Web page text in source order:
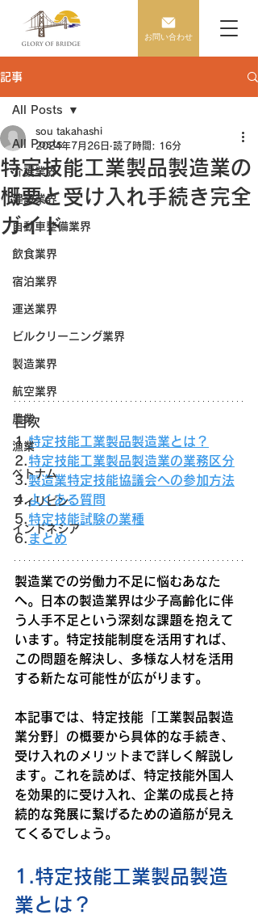
お問い合わせ
記事
All Posts
介護業界
建設業界
自動車整備業界
飲食業界
宿泊業界
運送業界
ビルクリーニング業界
製造業界
航空業界
農業
漁業
ベトナム
フィリピン
インドネシア
All Posts
特定技能工業製品製造業の
概要と受け入れ手続き完全
ガイド
sou takahashi
2024年7月26日 読了時間: 16分
目次
1.特定技能工業製品製造業とは？
2.特定技能工業製品製造業の業務区分
3.製造業特定技能協議会への参加方法
4.よくある質問
5.特定技能試験の業種
6. まとめ
製造業での労働力不足に悩むあなた
へ。日本の製造業界は少子高齢化に伴
う人手不足という深刻な課題を抱えて
います。特定技能制度を活用すれば、
この問題を解決し、多様な人材を活用
する新たな可能性が広がります。
本記事では、特定技能「工業製品製造
業分野」の概要から具体的な手続き、
受け入れのメリットまで詳しく解説し
ます。これを読めば、特定技能外国人
を効果的に受け入れ、企業の成長と持
続的な発展に繋げるための道筋が見え
てくるでしょう。
1.特定技能工業製品製造
業とは？